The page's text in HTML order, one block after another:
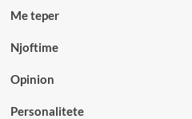
Me teper
Njoftime
Opinion
Personalitete